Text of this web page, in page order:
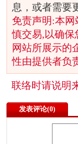
息，或者需要
免责声明:本
慎交易,以确
网站所展示的
性由提供者负
联络时请说明
发表评论(0)